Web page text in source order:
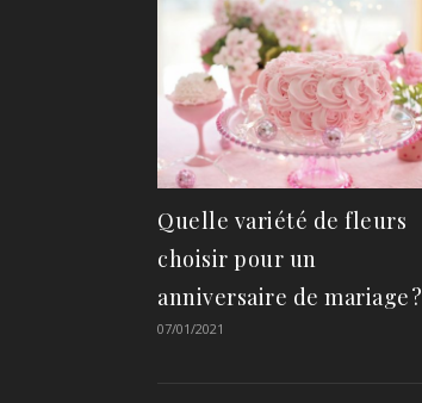
Quelle variété de fleurs
choisir pour un
anniversaire de mariage ?
07/01/2021